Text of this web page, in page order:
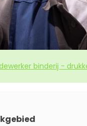
binderij -